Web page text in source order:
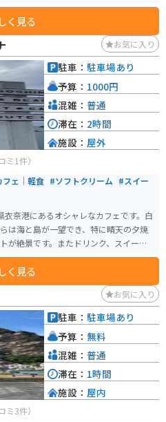
できます。 特に、梅を使った料理や、
合、駐車場も
周辺には、美しい海岸線が続く「千里
としても最適です。 また、世界遺産
史を感じながらのツーリングも楽しめ
く見る
お気に入り
ミ1件）
フェ｜軽食 #ソフトクリーム #スイー
衣奈港にあるオシャレなカフェです。白
は海と島が一望でき、特に晴天の夕焼
絶景です。またドリンク、スイーツ、
いです。
く見る
駐車： 駐車場あり
予算： 1000円
混雑： 普通
滞在： 2時間
施設： 屋外
お気に入り
ミ3件）
駐車： 駐車場あり
予算： 無料
混雑： 普通
滞在： 1時間
施設： 屋内